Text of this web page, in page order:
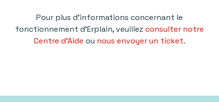
Pour plus d'informations concernant le
fonctionnement d'Erplain, veuillezconsulter notre
Centre d'Aide ou nous envoyer un ticket.